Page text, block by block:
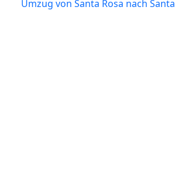
Umzug von Santa Rosa nach